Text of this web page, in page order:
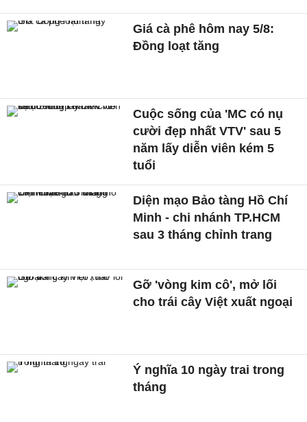
Giá cà phê hôm nay 5/8:
Đồng loạt tăng
Cuộc sống của 'MC có nụ
cười đẹp nhất VTV' sau 5
năm lấy diễn viên kém 5
tuổi
Diện mạo Bảo tàng Hồ Chí
Minh - chi nhánh TP.HCM
sau 3 tháng chỉnh trang
Gỡ 'vòng kim cô', mở lối
cho trái cây Việt xuất ngoại
Ý nghĩa 10 ngày trai trong
tháng